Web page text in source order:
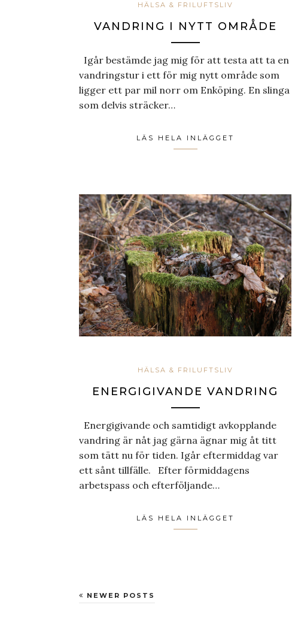
HÄLSA & FRILUFTSLIV
VANDRING I NYTT OMRÅDE
Igår bestämde jag mig för att testa att ta en
vandringstur i ett för mig nytt område som
ligger ett par mil norr om Enköping. En slinga
som delvis sträcker…
LÄS HELA INLÄGGET
HÄLSA & FRILUFTSLIV
ENERGIGIVANDE VANDRING
Energigivande och samtidigt avkopplande
vandring är nåt jag gärna ägnar mig åt titt
som tätt nu för tiden. Igår eftermiddag var
ett sånt tillfälle. Efter förmiddagens
arbetspass och efterföljande…
LÄS HELA INLÄGGET
NEWER POSTS